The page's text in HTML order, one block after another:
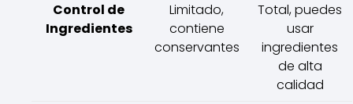
Control de
Ingredientes
Limitado,
contiene
conservantes
Total, puedes
usar
ingredientes
de alta
calidad